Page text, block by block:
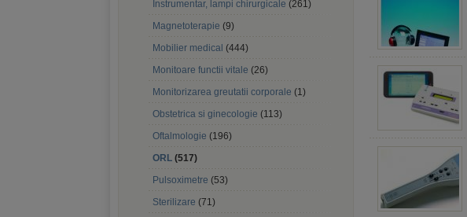
Instrumentar, lampi chirurgicale (261)
Magnetoterapie (9)
Mobilier medical (444)
Monitoare functii vitale (26)
Monitorizarea greutatii corporale (1)
Obstetrica si ginecologie (113)
Oftalmologie (196)
ORL (517)
Pulsoximetre (53)
Sterilizare (71)